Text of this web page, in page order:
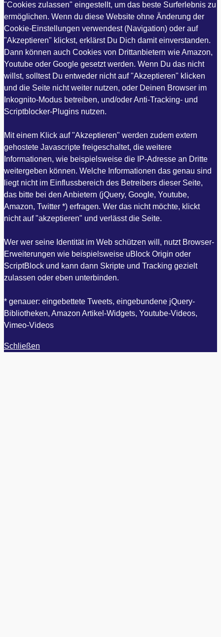
"Cookies zulassen" eingestellt, um das beste Surferlebnis zu
ermöglichen. Wenn du diese Website ohne Änderung der
Cookie-Einstellungen verwendest (Navigation) oder auf
"Akzeptieren" klickst, erklärst Du Dich damit einverstanden.
Dann können auch Cookies von Drittanbietern wie Amazon,
Youtube oder Google gesetzt werden. Wenn Du das nicht
willst, solltest Du entweder nicht auf "Akzeptieren" klicken
und die Seite nicht weiter nutzen, oder Deinen Browser im
Inkognito-Modus betreiben, und/oder Anti-Tracking- und
Scriptblocker-Plugins nutzen.
Mit einem Klick auf "Akzeptieren" werden zudem extern
gehostete Javascripte freigeschaltet, die weitere
Informationen, wie beispielsweise die IP-Adresse an Dritte
weitergeben können. Welche Informationen das genau sind
liegt nicht im Einflussbereich des Betreibers dieser Seite,
das bitte bei den Anbietern (jQuery, Google, Youtube,
Amazon, Twitter *) erfragen. Wer das nicht möchte, klickt
nicht auf "akzeptieren" und verlässt die Seite.
Wer wer seine Identität im Web schützen will, nutzt Browser-
Erweiterungen wie beispielsweise uBlock Origin oder
ScriptBlock und kann dann Skripte und Tracking gezielt
zulassen oder eben unterbinden.
* genauer: eingebettete Tweets, eingebundene jQuery-
Bibliotheken, Amazon Artikel-Widgets, Youtube-Videos,
Vimeo-Videos
Schließen